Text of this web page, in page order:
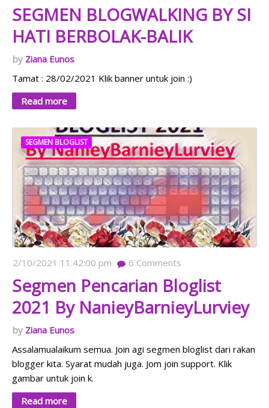
SEGMEN BLOGWALKING BY SI
HATI BERBOLAK-BALIK
Ziana Eunos
Tamat : 28/02/2021 Klik banner untuk join :)
Read more
SEGMEN BLOGLIST
2/10/2021 11:42:00 pm 6 Comments
Segmen Pencarian Bloglist
2021 By NanieyBarnieyLurviey
Ziana Eunos
Assalamualaikum semua. Join agi segmen bloglist dari rakan
blogger kita. Syarat mudah juga. Jom join support. Klik
gambar untuk join k.
Read more